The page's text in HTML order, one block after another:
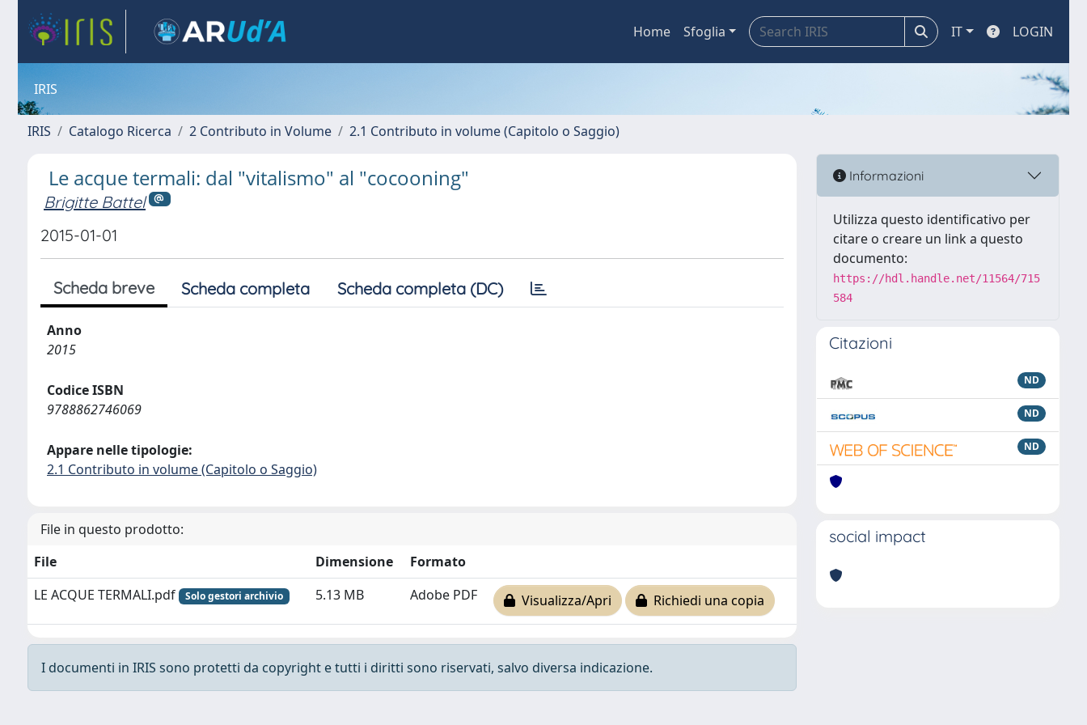
Home Sfoglia IT LOGIN
IRIS
IRIS Catalogo Ricerca 2 Contributo in Volume 2.1 Contributo in volume (Capitolo o Saggio)
Le acque termali: dal "vitalismo" al "cocooning"
Brigitte Battel
2015-01-01
Scheda breve Scheda completa Scheda completa (DC)
Anno
2015
Codice ISBN
9788862746069
Appare nelle tipologie:
2.1 Contributo in volume (Capitolo o Saggio)
File in questo prodotto:
File
Dimensione
Formato
LE ACQUE TERMALI.pdf
Solo gestori archivio 5.13 MB Adobe PDF Visualizza/Apri Richiedi una copia
I documenti in IRIS sono protetti da copyright e tutti i diritti sono riservati, salvo diversa indicazione.
Informazioni
Utilizza questo identificativo per
citare o creare un link a questo
documento:
https://hdl.handle.net/11564/715
584
Citazioni
ND
ND
ND
social impact